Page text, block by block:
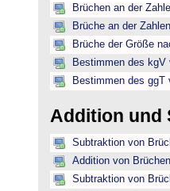
Brüchen an der
Brüche an der
Brüche der Größe
Bestimmen des
Bestimmen des ggT
Addition und
Subtraktion von
Addition von
Subtraktion von